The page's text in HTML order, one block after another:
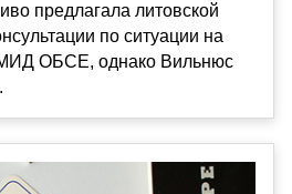
предлагала литовской
по ситуации на
ОБСЕ, однако Вильнюс